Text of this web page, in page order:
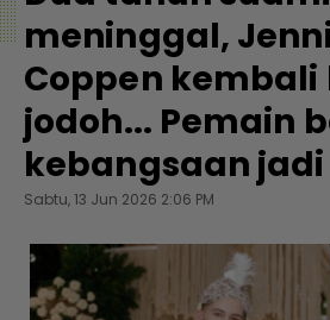
meninggal,
Coppen
jodoh... Pemain
kebangsaan
Sabtu, 13 Jun 2026 2:06 PM